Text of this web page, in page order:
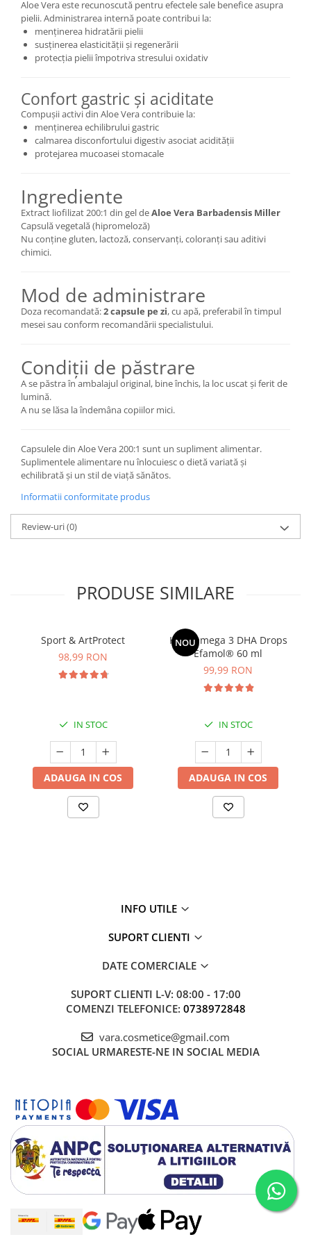
Aloe Vera este recunoscută pentru efectele sale benefice asupra
pielii. Administrarea internă poate contribui la:
menținerea hidratării pielii
susținerea elasticității și regenerării
protecția pielii împotriva stresului oxidativ
Confort gastric și aciditate
Compușii activi din Aloe Vera contribuie la:
menținerea echilibrului gastric
calmarea disconfortului digestiv asociat acidității
protejarea mucoasei stomacale
Ingrediente
Extract liofilizat 200:1 din gel deAloe Vera Barbadensis Miller
Capsulă vegetală (hipromeloză)
Nu conține gluten, lactoză, conservanți, coloranți sau aditivi
chimici.
Mod de administrare
Doza recomandată:2 capsule pe zi, cu apă, preferabil în timpul
mesei sau conform recomandării specialistului.
Condiții de păstrare
A se păstra în ambalajul original, bine închis, la loc uscat și ferit de
lumină.
A nu se lăsa la îndemâna copiilor mici.
Capsulele din Aloe Vera 200:1 sunt un supliment alimentar.
Suplimentele alimentare nu înlocuiesc o dietă variată și
echilibrată și un stil de viață sănătos.
Informatii conformitate produs
Review-uri(0)
PRODUSE SIMILARE
Sport & ArtProtect
98,99 RON
IN STOC
ADAUGA IN COS
NOU
Kids Omega 3 DHA Drops
Efamol® 60 ml
99,99 RON
IN STOC
ADAUGA IN COS
INFO UTILE
SUPORT CLIENTI
DATE COMERCIALE
SUPORT CLIENTI L-V: 08:00 - 17:00
COMENZI TELEFONICE: 0738972848
vara.cosmetice@gmail.com
SOCIAL URMARESTE-NE IN SOCIAL MEDIA